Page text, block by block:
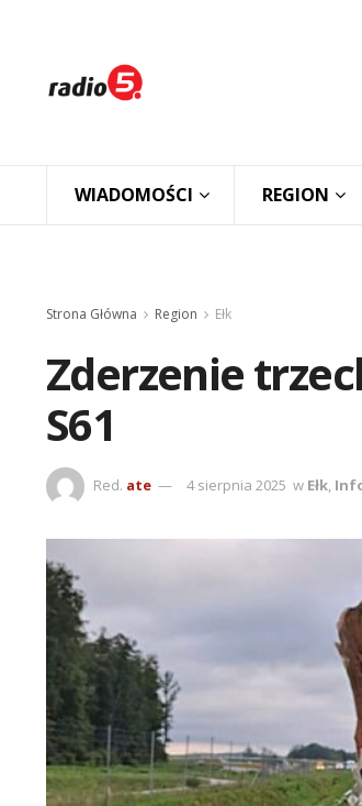
WIADOMOŚCI REGION
Strona Główna Region Ełk
Zderzenie
S61
Red. ate 4 sierpnia 2025 w Ełk,